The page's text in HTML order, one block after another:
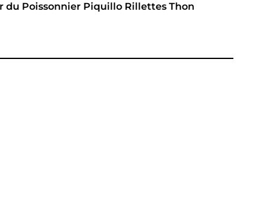
du Poissonnier Piquillo Rillettes Thon